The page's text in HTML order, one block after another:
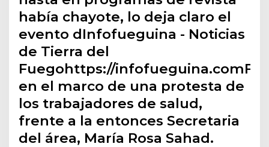
había chayote, lo deja claro el
evento dInfofueguina - Noticias
de Tierra del
Fuegohttps://
en el marco de una protesta de
los trabajadores de salud,
frente a la entonces Secretaria
del área, María Rosa Sahad.